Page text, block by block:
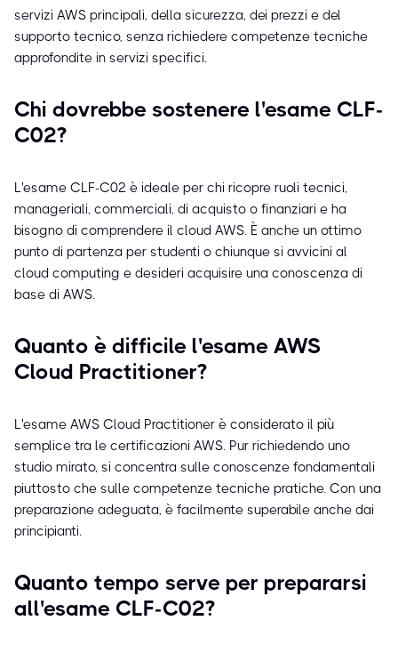
servizi AWS principali, della sicurezza, dei prezzi e del
supporto tecnico, senza richiedere competenze tecniche
approfondite in servizi specifici.
Chi dovrebbe sostenere l'esame CLF-
C02?
L'esame CLF-C02 è ideale per chi ricopre ruoli tecnici,
manageriali, commerciali, di acquisto o finanziari e ha
bisogno di comprendere il cloud AWS. È anche un ottimo
punto di partenza per studenti o chiunque si avvicini al
cloud computing e desideri acquisire una conoscenza di
base di AWS.
Quanto è difficile l'esame AWS
Cloud Practitioner?
L'esame AWS Cloud Practitioner è considerato il più
semplice tra le certificazioni AWS. Pur richiedendo uno
studio mirato, si concentra sulle conoscenze fondamentali
piuttosto che sulle competenze tecniche pratiche. Con una
preparazione adeguata, è facilmente superabile anche dai
principianti.
Quanto tempo serve per prepararsi
all'esame CLF-C02?